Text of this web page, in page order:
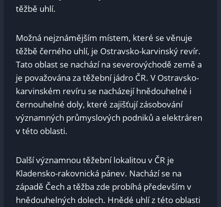
těžbě uhlí.
Možná nejznámějším místem, které se věnuje
těžbě černého uhlí, je Ostravsko-karvinský revír.
Tato oblast se nachází na severovýchodě země a
je považována za těžební jádro ČR. V Ostravsko-
karvinském revíru se nacházejí hnědouhelné i
černouhelné doly, které zajišťují zásobování
významných průmyslových podniků a elektráren
v této oblasti.
Další významnou těžební lokalitou v ČR je
Kladensko-rakovnická pánev. Nachází se na
západě Čech a těžba zde probíhá především v
hnědouhelných dolech. Hnědé uhlí z této oblasti